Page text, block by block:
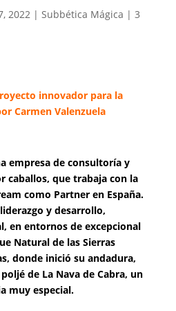
2022| Subbética Mágica | 3
innovador para la
Carmen Valenzuela
empresa de consultoría y
caballos, que trabaja con la
como Partner en España.
y desarrollo,
en entornos de excepcional
Natural de las Sierras
donde inició su andadura,
de La Nava de Cabra, un
muy especial.